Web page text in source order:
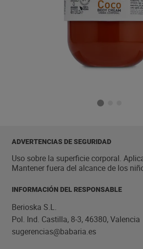
ADVERTENCIAS DE SEGURIDAD
Uso sobre la superficie corporal.
Mantener fuera del alcance de los
INFORMACIÓN DEL RESPONSABLE
Berioska S.L.
Pol. Ind. Castilla, 8-3, 46380, Valencia
sugerencias@babaria.es